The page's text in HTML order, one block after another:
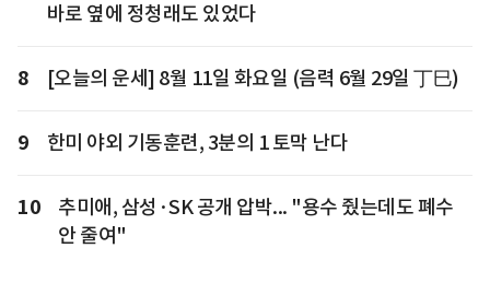
바로 옆에 정청래도 있었다
8 [오늘의 운세] 8월 11일 화요일 (음력 6월 29일 丁巳)
9 한미 야외 기동훈련, 3분의 1 토막 난다
10
추미애, 삼성·SK 공개 압박... "용수 줬는데도 폐수
안 줄여"